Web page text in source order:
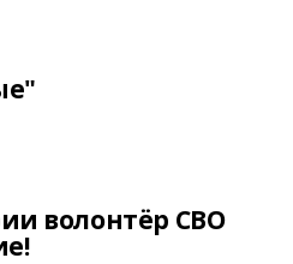
волонтёр СВО